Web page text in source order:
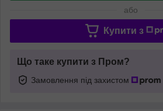
або
Купити з
Що таке купити з Пром?
Замовлення під захистом